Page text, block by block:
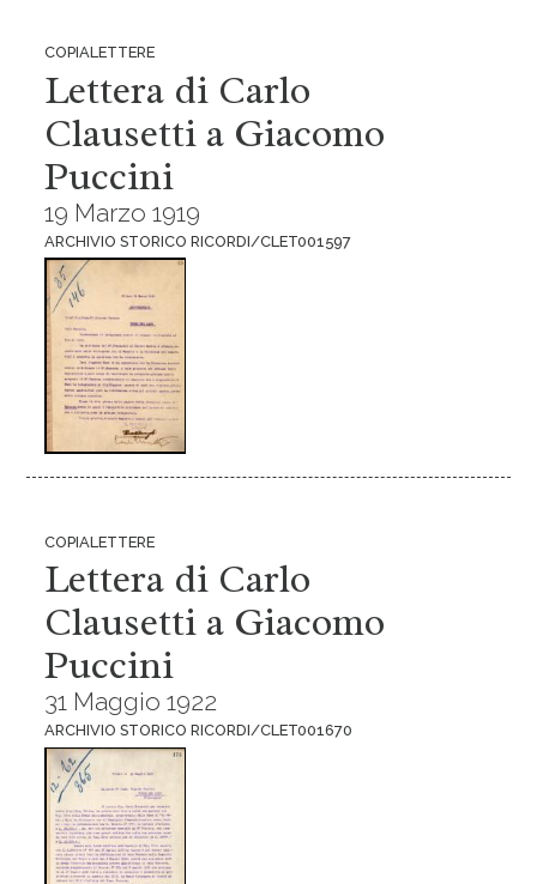
COPIALETTERE
Lettera di Carlo
Clausetti a Giacomo
Puccini
19 Marzo 1919
ARCHIVIO STORICO RICORDI/CLET001597
COPIALETTERE
Lettera di Carlo
Clausetti a Giacomo
Puccini
31 Maggio 1922
ARCHIVIO STORICO RICORDI/CLET001670